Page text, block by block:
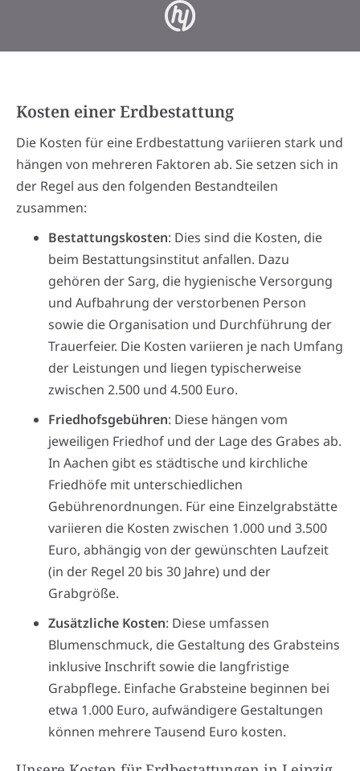
Kosten einer Erdbestattung
Die Kosten für eine Erdbestattung variieren stark und
hängen von mehreren Faktoren ab. Sie setzen sich in
der Regel aus den folgenden Bestandteilen
zusammen:
Bestattungskosten: Dies sind die Kosten, die
beim Bestattungsinstitut anfallen. Dazu
gehören der Sarg, die hygienische Versorgung
und Aufbahrung der verstorbenen Person
sowie die Organisation und Durchführung der
Trauerfeier. Die Kosten variieren je nach Umfang
der Leistungen und liegen typischerweise
zwischen 2.500 und 4.500 Euro.
Friedhofsgebühren: Diese hängen vom
jeweiligen Friedhof und der Lage des Grabes ab.
In Aachen gibt es städtische und kirchliche
Friedhöfe mit unterschiedlichen
Gebührenordnungen. Für eine Einzelgrabstätte
variieren die Kosten zwischen 1.000 und 3.500
Euro, abhängig von der gewünschten Laufzeit
(in der Regel 20 bis 30 Jahre) und der
Grabgröße.
Zusätzliche Kosten: Diese umfassen
Blumenschmuck, die Gestaltung des Grabsteins
inklusive Inschrift sowie die langfristige
Grabpflege. Einfache Grabsteine beginnen bei
etwa 1.000 Euro, aufwändigere Gestaltungen
können mehrere Tausend Euro kosten.